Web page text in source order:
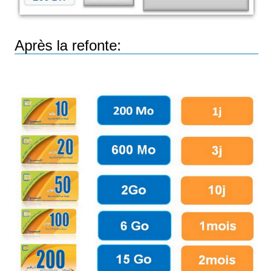
Après la refonte: